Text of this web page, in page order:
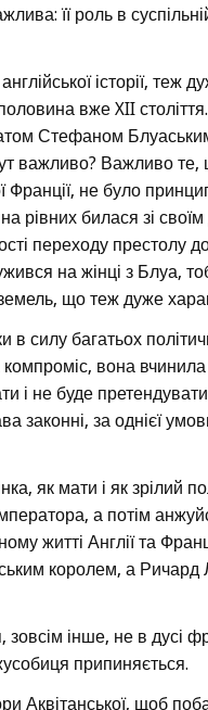
її роль в
історії, теж
вже XII
Стефаном Блуаським
важливо? Важливо те,
Франції, не було
рівних билася зі
переходу
на жінці з Блуа,
що теж дуже
в силу багатьох
вона
не буде
законні, за однієї
як мати і як зрілий
а потім
житті Англії та
королем, а
інше, не в дусі
припиняється.
Аквітанської, щоб